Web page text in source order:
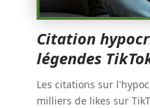
Citation
légendes
Les citations sur
milliers de likes sur